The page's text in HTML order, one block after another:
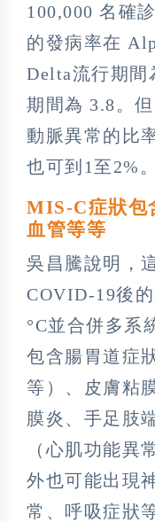
100,000 名確
的發病率在
Delta流行期間
期間為 3.8。
動脈異常的比
也可到1至2%。
MIS-C症狀包
血管等等
吳昌騰說明，
COVID-19後
°C並合併多系
包含腸胃道症
等）、皮膚粘
膜炎、手足肢
（心肌功能異
外也可能出現
常、呼吸症狀等